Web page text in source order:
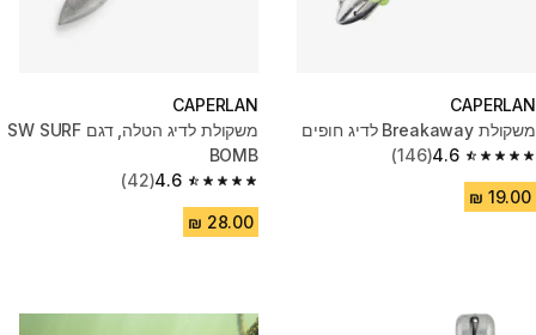
CAPERLAN
משקולת Breakaway לדיג חופים
4.6
4.6 out of 5 stars from 146 reviews
(146)
CAPERLAN
משקולת לדיג הטלה, דגם SW SURF
BOMB
4.6
4.6 out of 5 stars from 42 reviews
(42)